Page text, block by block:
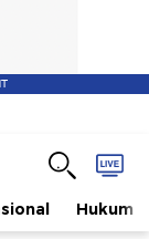
Hukum